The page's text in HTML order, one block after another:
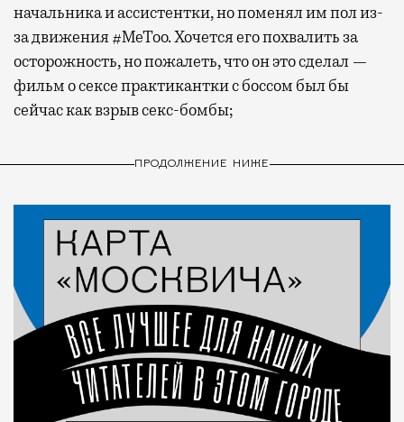
начальника и ассистентки, но поменял им пол из-
за движения #MeToo. Хочется его похвалить за
осторожность, но пожалеть, что он это сделал —
фильм о сексе практикантки с боссом был бы
сейчас как взрыв секс-бомбы;
ПРОДОЛЖЕНИЕ НИЖЕ